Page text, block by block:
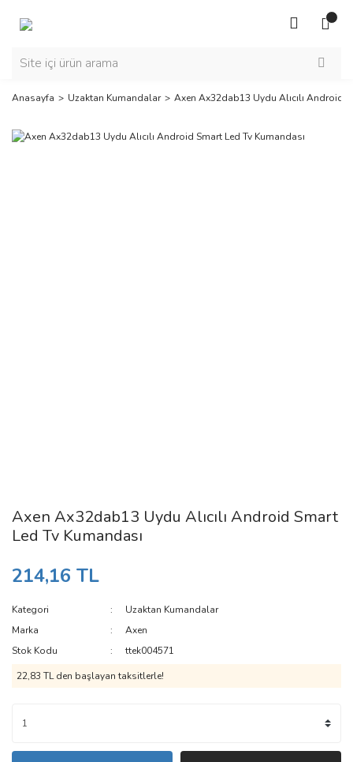
Anasayfa Uzaktan Kumandalar Axen Ax32dab13 Uydu Alıcılı Android
Axen Ax32dab13 Uydu Alıcılı Android Smart
Led Tv Kumandası
214,16 TL
Kategori
Uzaktan Kumandalar
Marka
Axen
Stok Kodu
ttek004571
22,83 TL den başlayan taksitlerle!